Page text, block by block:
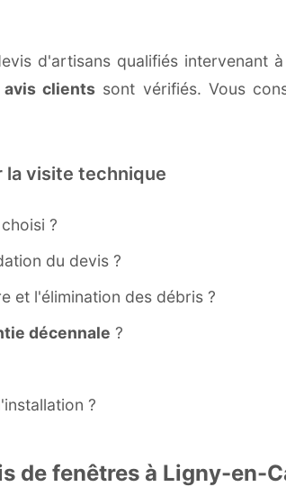
d'artisans qualifiés intervenant
avis clientssont vérifiés. Vous
la visite technique
?
du devis ?
et l'élimination des débris ?
décennale ?
?
de fenêtres à Ligny-en-